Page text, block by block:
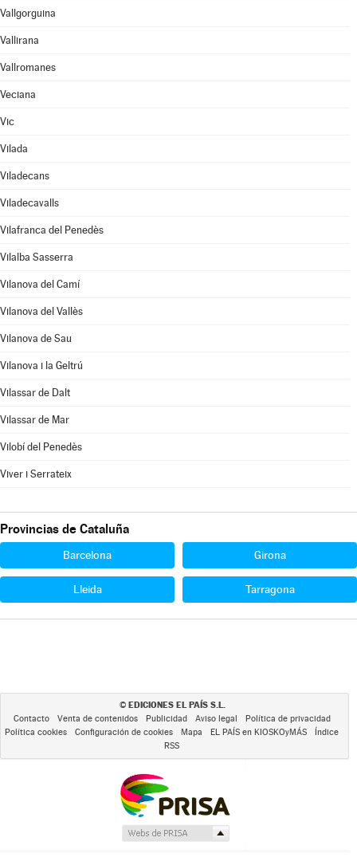
Vallgorguina
Vallirana
Vallromanes
Veciana
Vic
Vilada
Viladecans
Viladecavalls
Vilafranca del Penedès
Vilalba Sasserra
Vilanova del Camí
Vilanova del Vallès
Vilanova de Sau
Vilanova i la Geltrú
Vilassar de Dalt
Vilassar de Mar
Vilobí del Penedès
Viver i Serrateix
Provincias de Cataluña
Barcelona Girona
Lleida Tarragona
© EDICIONES EL PAÍS S.L.
Contacto Venta de contenidos Publicidad Aviso legal
Política de privacidad
Política cookies
Configuración de cookies Mapa EL PAÍS en KIOSKOyMÁS
Índice
RSS